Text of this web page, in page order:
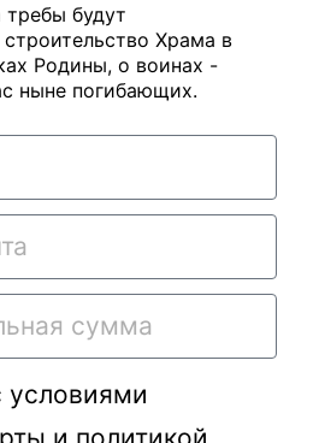
будут
Храма в
Родины, о воинах -
ныне погибающих.
условиями